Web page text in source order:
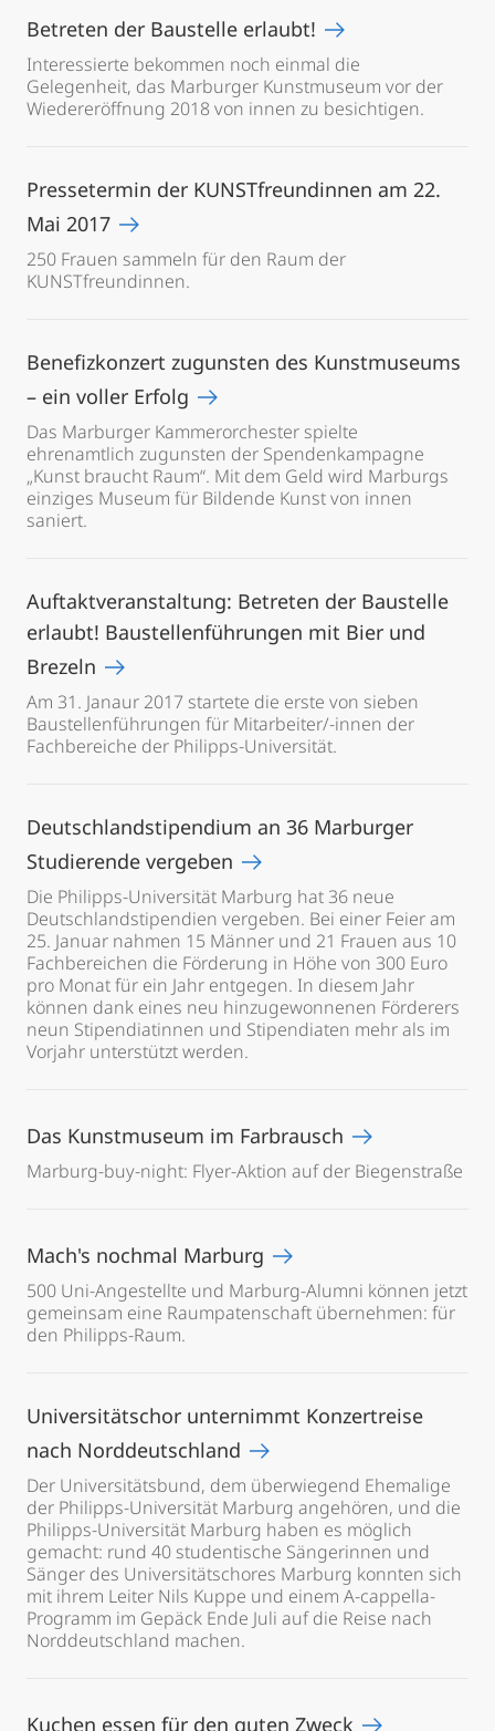
Betreten der Baustelle erlaubt!
Interessierte bekommen noch einmal die
Gelegenheit, das Marburger Kunstmuseum vor der
Wiedereröffnung 2018 von innen zu besichtigen.
Pressetermin der KUNSTfreundinnen am 22.
Mai 2017
250 Frauen sammeln für den Raum der
KUNSTfreundinnen.
Benefizkonzert zugunsten des Kunstmuseums
– ein voller Erfolg
Das Marburger Kammerorchester spielte
ehrenamtlich zugunsten der Spendenkampagne
„Kunst braucht Raum“. Mit dem Geld wird Marburgs
einziges Museum für Bildende Kunst von innen
saniert.
Auftaktveranstaltung: Betreten der Baustelle
erlaubt! Baustellenführungen mit Bier und
Brezeln
Am 31. Janaur 2017 startete die erste von sieben
Baustellenführungen für Mitarbeiter/-innen der
Fachbereiche der Philipps-Universität.
Deutschlandstipendium an 36 Marburger
Studierende vergeben
Die Philipps-Universität Marburg hat 36 neue
Deutschlandstipendien vergeben. Bei einer Feier am
25. Januar nahmen 15 Männer und 21 Frauen aus 10
Fachbereichen die Förderung in Höhe von 300 Euro
pro Monat für ein Jahr entgegen. In diesem Jahr
können dank eines neu hinzugewonnenen Förderers
neun Stipendiatinnen und Stipendiaten mehr als im
Vorjahr unterstützt werden.
Das Kunstmuseum im Farbrausch
Marburg-buy-night: Flyer-Aktion auf der Biegenstraße
Mach's nochmal Marburg
500 Uni-Angestellte und Marburg-Alumni können jetzt
gemeinsam eine Raumpatenschaft übernehmen: für
den Philipps-Raum.
Universitätschor unternimmt Konzertreise
nach Norddeutschland
Der Universitätsbund, dem überwiegend Ehemalige
der Philipps-Universität Marburg angehören, und die
Philipps-Universität Marburg haben es möglich
gemacht: rund 40 studentische Sängerinnen und
Sänger des Universitätschores Marburg konnten sich
mit ihrem Leiter Nils Kuppe und einem A-cappella-
Programm im Gepäck Ende Juli auf die Reise nach
Norddeutschland machen.
Kuchen essen für den guten Zweck